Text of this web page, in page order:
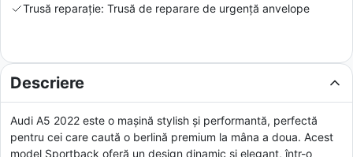
Trusă reparație: Trusă de reparare de urgență anvelope
Descriere
Audi A5 2022 este o mașină stylish și performantă, perfectă
pentru cei care caută o berlină premium la mâna a doua. Acest
model Sportback oferă un design dinamic și elegant, într-o